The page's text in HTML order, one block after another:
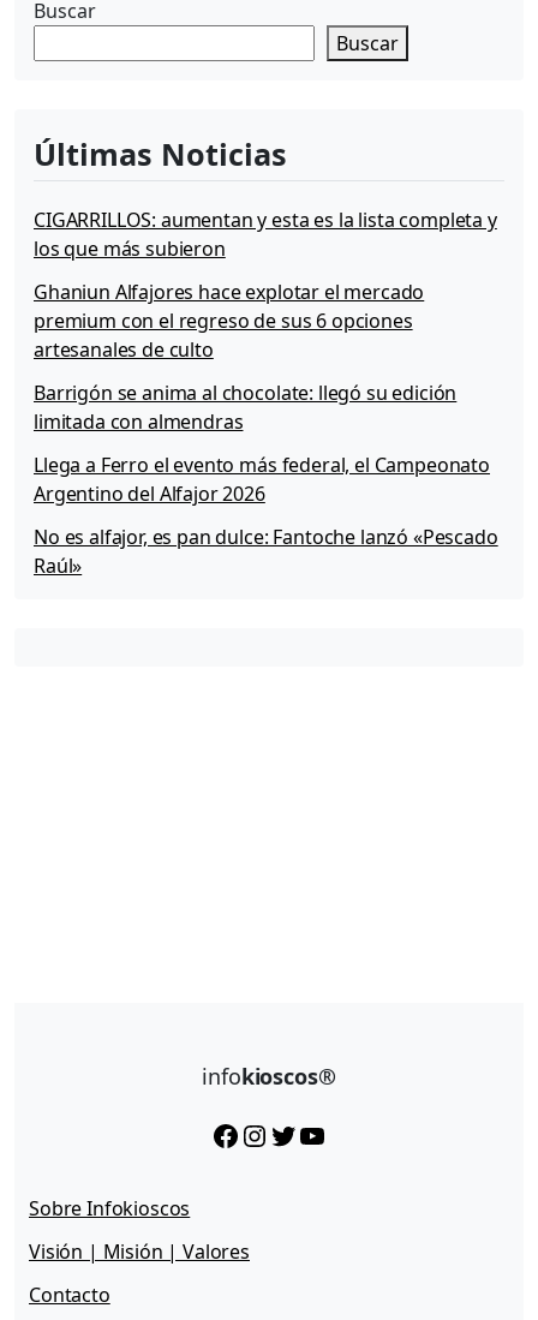
Buscar
Buscar
Últimas Noticias
CIGARRILLOS: aumentan y esta es la lista completa y
los que más subieron
Ghaniun Alfajores hace explotar el mercado
premium con el regreso de sus 6 opciones
artesanales de culto
Barrigón se anima al chocolate: llegó su edición
limitada con almendras
Llega a Ferro el evento más federal, el Campeonato
Argentino del Alfajor 2026
No es alfajor, es pan dulce: Fantoche lanzó «Pescado
Raúl»
infokioscos®
Facebook InstagramTwitter YouTube
Sobre Infokioscos
Visión | Misión | Valores
Contacto